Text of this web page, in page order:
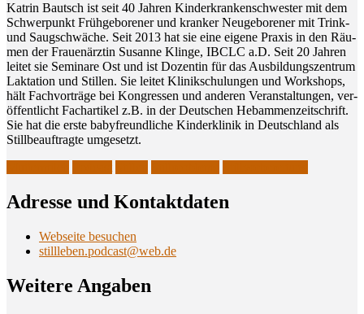
Kat­rin Bautsch ist seit 40 Jah­ren Kin­der­kran­ken­schwes­ter mit dem
Schwer­punkt Früh­ge­bo­re­ner und kran­ker Neu­ge­bo­re­ner mit Trink-
und Saug­schwä­che. Seit 2013 hat sie eine eige­ne Pra­xis in den Räu­
men der Frau­en­ärz­tin Susan­ne Klin­ge, IBCLC a.D. Seit 20 Jah­ren
lei­tet sie Semi­na­re Ost und ist Dozen­tin für das Aus­bil­dungs­zen­trum
Lak­ta­ti­on und Stil­len. Sie lei­tet Kli­nik­schu­lun­gen und Work­shops,
hält Fach­vor­trä­ge bei Kon­gres­sen und ande­ren Ver­an­stal­tun­gen, ver­
öf­fent­licht Fach­ar­ti­kel z.B. in der Deut­schen Heb­am­men­zeit­schrift.
Sie hat die ers­te baby­freund­li­che Kin­der­kli­nik in Deutsch­land als
Still­be­auf­trag­te umgesetzt.
Adres­se und Kontaktdaten
Webseite besuchen
stillleben.podcast@web.de
Wei­te­re Angaben